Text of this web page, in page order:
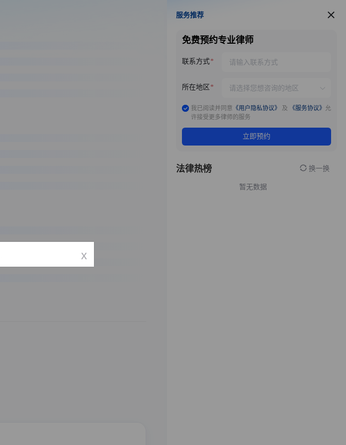
服务推荐
服务推荐
免费预约专业律师
联系方式
所在地区
我已阅读并同意 《用户隐私协议》 及 《服务协议》 允
许接受更多律师的服务
立即预约
法律热榜 换一换
暂无数据
x